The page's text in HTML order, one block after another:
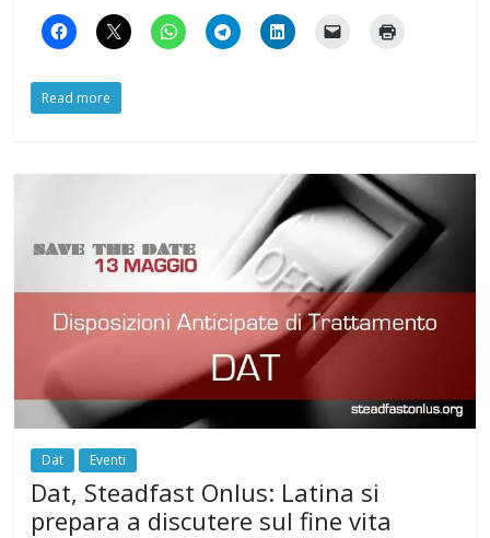
Read more
Dat Eventi
Dat, Steadfast Onlus: Latina si
prepara a discutere sul fine vita